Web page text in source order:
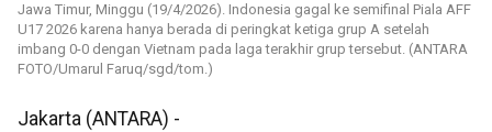
Jawa Timur, Minggu (19/4/2026). Indonesia gagal ke semifinal Piala AFF
U17 2026 karena hanya berada di peringkat ketiga grup A setelah
imbang 0-0 dengan Vietnam pada laga terakhir grup tersebut. (ANTARA
FOTO/Umarul Faruq/sgd/tom.)
Jakarta (ANTARA) -